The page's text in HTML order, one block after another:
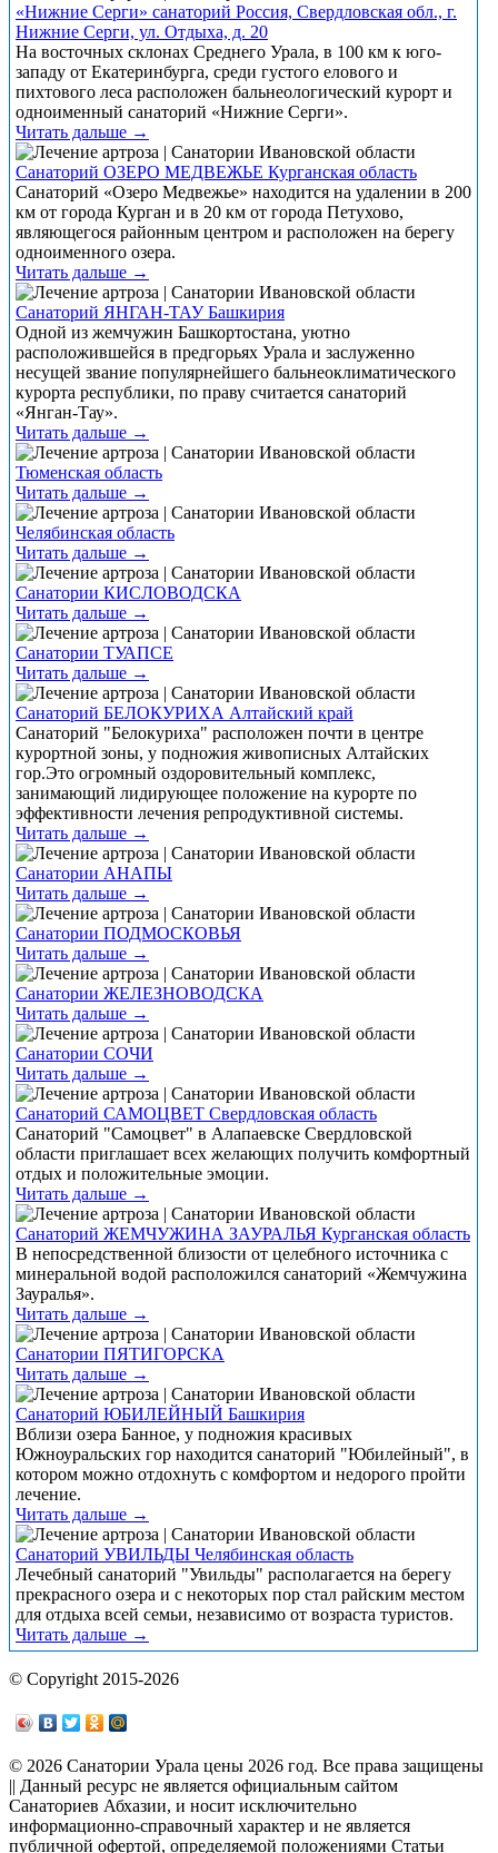
«Нижние Серги» санаторий Россия, Свердловская обл., г.
Нижние Серги, ул. Отдыха, д. 20
На восточных склонах Среднего Урала, в 100 км к юго-
западу от Екатеринбурга, среди густого елового и
пихтового леса расположен бальнеологический курорт и
одноименный санаторий «Нижние Серги».
Читать дальше →
Санаторий ОЗЕРО МЕДВЕЖЬЕ Курганская область
Санаторий «Озеро Медвежье» находится на удалении в 200
км от города Курган и в 20 км от города Петухово,
являющегося районным центром и расположен на берегу
одноименного озера.
Читать дальше →
Санаторий ЯНГАН-ТАУ Башкирия
Одной из жемчужин Башкортостана, уютно
расположившейся в предгорьях Урала и заслуженно
несущей звание популярнейшего бальнеоклиматического
курорта республики, по праву считается санаторий
«Янган-Тау».
Читать дальше →
Тюменская область
Читать дальше →
Челябинская область
Читать дальше →
Санатории КИСЛОВОДСКА
Читать дальше →
Санатории ТУАПСЕ
Читать дальше →
Санаторий БЕЛОКУРИХА Алтайский край
Санаторий "Белокуриха" расположен почти в центре
курортной зоны, у подножия живописных Алтайских
гор.Это огромный оздоровительный комплекс,
занимающий лидирующее положение на курорте по
эффективности лечения репродуктивной системы.
Читать дальше →
Санатории АНАПЫ
Читать дальше →
Санатории ПОДМОСКОВЬЯ
Читать дальше →
Санатории ЖЕЛЕЗНОВОДСКА
Читать дальше →
Санатории СОЧИ
Читать дальше →
Санаторий САМОЦВЕТ Свердловская область
Санаторий "Самоцвет" в Алапаевске Свердловской
области приглашает всех желающих получить комфортный
отдых и положительные эмоции.
Читать дальше →
Санаторий ЖЕМЧУЖИНА ЗАУРАЛЬЯ Курганская область
В непосредственной близости от целебного источника с
минеральной водой расположился санаторий «Жемчужина
Зауралья».
Читать дальше →
Санатории ПЯТИГОРСКА
Читать дальше →
Санаторий ЮБИЛЕЙНЫЙ Башкирия
Вблизи озера Банное, у подножия красивых
Южноуральских гор находится санаторий "Юбилейный", в
котором можно отдохнуть с комфортом и недорого пройти
лечение.
Читать дальше →
Санаторий УВИЛЬДЫ Челябинская область
Лечебный санаторий "Увильды" располагается на берегу
прекрасного озера и с некоторых пор стал райским местом
для отдыха всей семьи, независимо от возраста туристов.
Читать дальше →
© Copyright 2015-2026
© 2026 Санатории Урала цены 2026 год. Все права защищены
|| Данный ресурс не является официальным сайтом
Санаториев Абхазии, и носит исключительно
информационно-справочный характер и не является
публичной офертой, определяемой положениями Статьи